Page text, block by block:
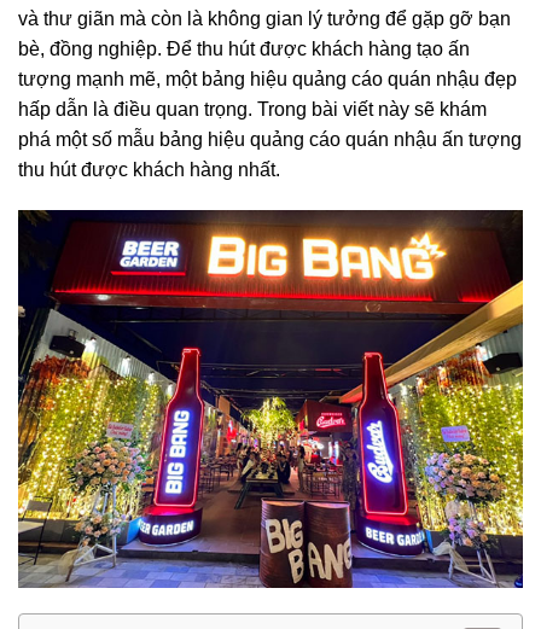
và thư giãn mà còn là không gian lý tưởng để gặp gỡ bạn
bè, đồng nghiệp. Để thu hút được khách hàng tạo ấn
tượng mạnh mẽ, một bảng hiệu quảng cáo quán nhậu đẹp
hấp dẫn là điều quan trọng. Trong bài viết này sẽ khám
phá một số mẫu bảng hiệu quảng cáo quán nhậu ấn tượng
thu hút được khách hàng nhất.